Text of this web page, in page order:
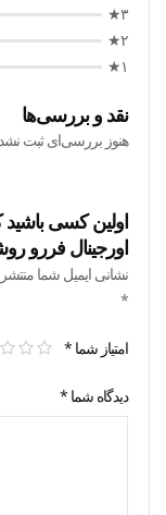
۳★
۲★
۱★
نقد و بررسی‌ها
هنوز بررسی‌ای ثبت
اولین کسی
اورجینال فررو روشر ۹۰
نشانی ایمیل شما
*
امتیاز شما *
دیدگاه شما *